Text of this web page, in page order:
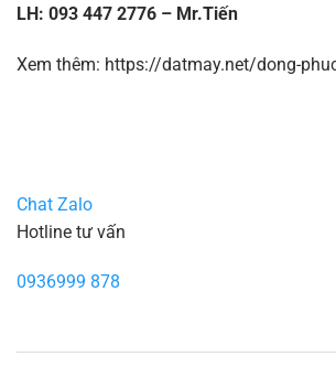
LH: 093 447 2776 – Mr.Tiến
Xem thêm: https://datmay.net/dong-
Chat Zalo
Hotline tư vấn
0936999 878